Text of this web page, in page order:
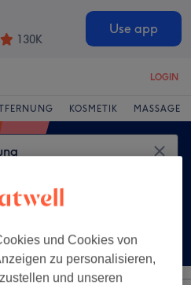
130K
Use app
LOGIN
KOSMETIK MASSAGE
und Cookies von
zu personalisieren,
und unseren